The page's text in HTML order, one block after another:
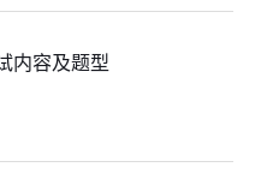
内容及题型